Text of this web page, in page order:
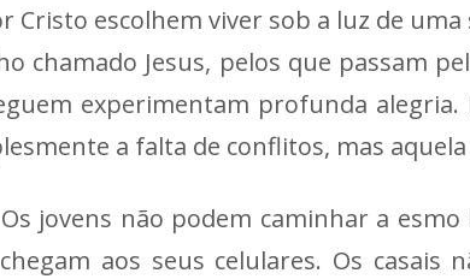
Cristo escolhem viver sob a luz de
chamado Jesus, pelos que passam
experimentam profunda
a falta de conflitos, mas
jovens não podem caminhar a
aos seus celulares. Os